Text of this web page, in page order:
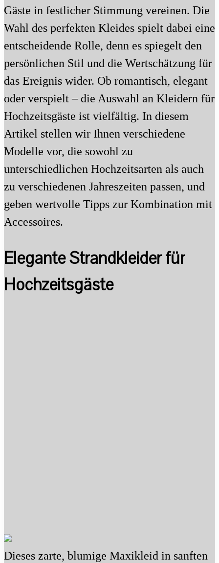
Gäste in festlicher Stimmung vereinen. Die
Wahl des perfekten Kleides spielt dabei eine
entscheidende Rolle, denn es spiegelt den
persönlichen Stil und die Wertschätzung für
das Ereignis wider. Ob romantisch, elegant
oder verspielt – die Auswahl an Kleidern für
Hochzeitsgäste ist vielfältig. In diesem
Artikel stellen wir Ihnen verschiedene
Modelle vor, die sowohl zu
unterschiedlichen Hochzeitsarten als auch
zu verschiedenen Jahreszeiten passen, und
geben wertvolle Tipps zur Kombination mit
Accessoires.
Elegante Strandkleider für
Hochzeitsgäste
Dieses zarte, blumige Maxikleid in sanften